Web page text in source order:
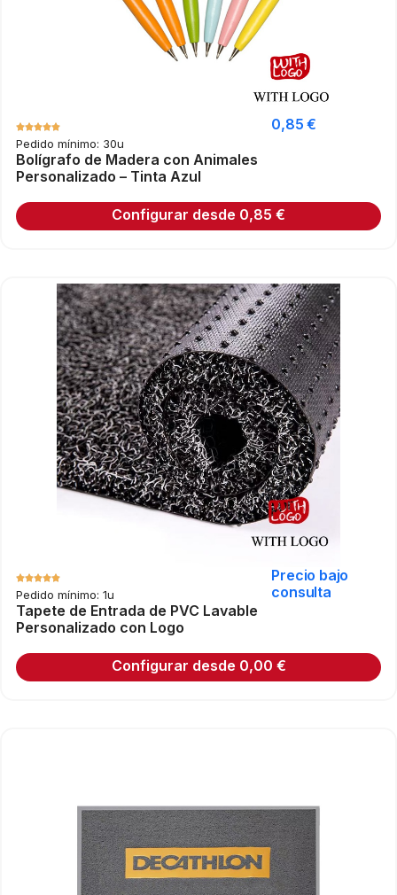
Pedido mínimo: 30u
Bolígrafo de Madera con Animales
Personalizado – Tinta Azul
0,85€
Configurar desde 0,85 €
Pedido mínimo: 1u
Tapete de Entrada de PVC Lavable
Personalizado con Logo
Precio bajo
consulta
Configurar desde 0,00 €